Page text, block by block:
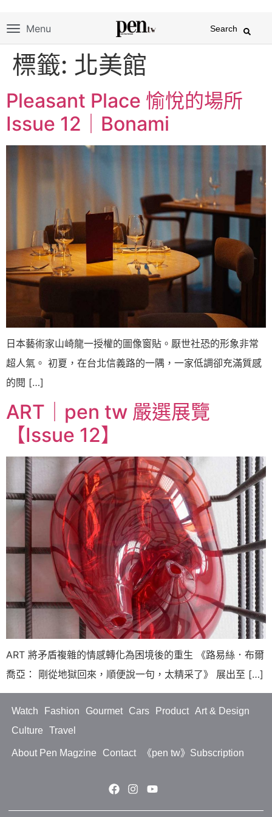
Menu Search
標籤: 北美館
Pleasant Place 愉悅的場所
Issue 12｜Bonami
日本藝術家山崎龍一授權的圖像窗貼。厭世社恐的形象非常
超人氣。 初夏，在台北信義路的一隅，一家低調卻充滿質感
的閱 […]
ART｜pen tw 嚴選展覽
【Issue 12】
ART 將矛盾複雜的情感轉化為困境後的重生 《路易絲．布爾
喬亞： 剛從地獄回來，順便說一句，太精采了》 展出至 […]
Watch Fashion Gourmet Cars Product
Art & Design
Culture
Travel
About Pen Magzine Contact 《pen tw》Subscription